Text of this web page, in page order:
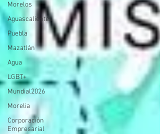
Morelos
Aguascalientes
Puebla
Mazatlán
Agua
LGBT+
Mundial2026
Morelia
Corporación
Empresarial